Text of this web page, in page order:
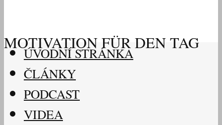
MOTIVATION FÜR DEN TAG
ÚVODNÍ STRÁNKA
ČLÁNKY
PODCAST
VIDEA